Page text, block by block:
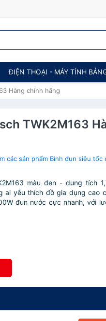
ĐIỆN THOẠI - MÁY TÍNH
Hàng chính hãng
TWK2M163
các sản phẩm Bình đun siêu tốc
màu đen - dung tích
ai yêu thích đồ gia dụng cao
đun nước cực nhanh, với